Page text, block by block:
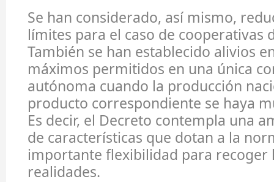
Se han considerado, así mismo,
límites para el caso de cooperativas
También se han establecido alivios
máximos permitidos en una única
autónoma cuando la producción
producto correspondiente se haya
Es decir, el Decreto contempla una
de características que dotan a la
importante flexibilidad para recoger
realidades.